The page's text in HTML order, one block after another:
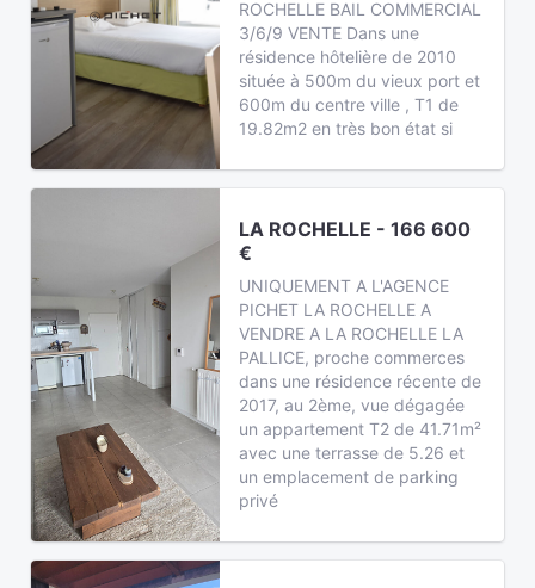
ROCHELLE BAIL COMMERCIAL
3/6/9 VENTE Dans une
résidence hôtelière de 2010
située à 500m du vieux port et
600m du centre ville , T1 de
19.82m2 en très bon état si
LA ROCHELLE - 166 600
€
UNIQUEMENT A L'AGENCE
PICHET LA ROCHELLE A
VENDRE A LA ROCHELLE LA
PALLICE, proche commerces
dans une résidence récente de
2017, au 2ème, vue dégagée
un appartement T2 de 41.71m²
avec une terrasse de 5.26 et
un emplacement de parking
privé